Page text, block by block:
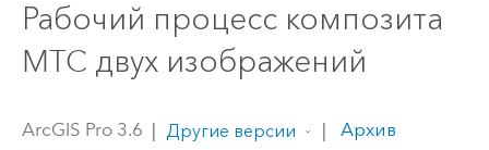
Рабочий процесс композита
MTC двух изображений
ArcGIS Pro 3.6 | Другие версии |
Архив